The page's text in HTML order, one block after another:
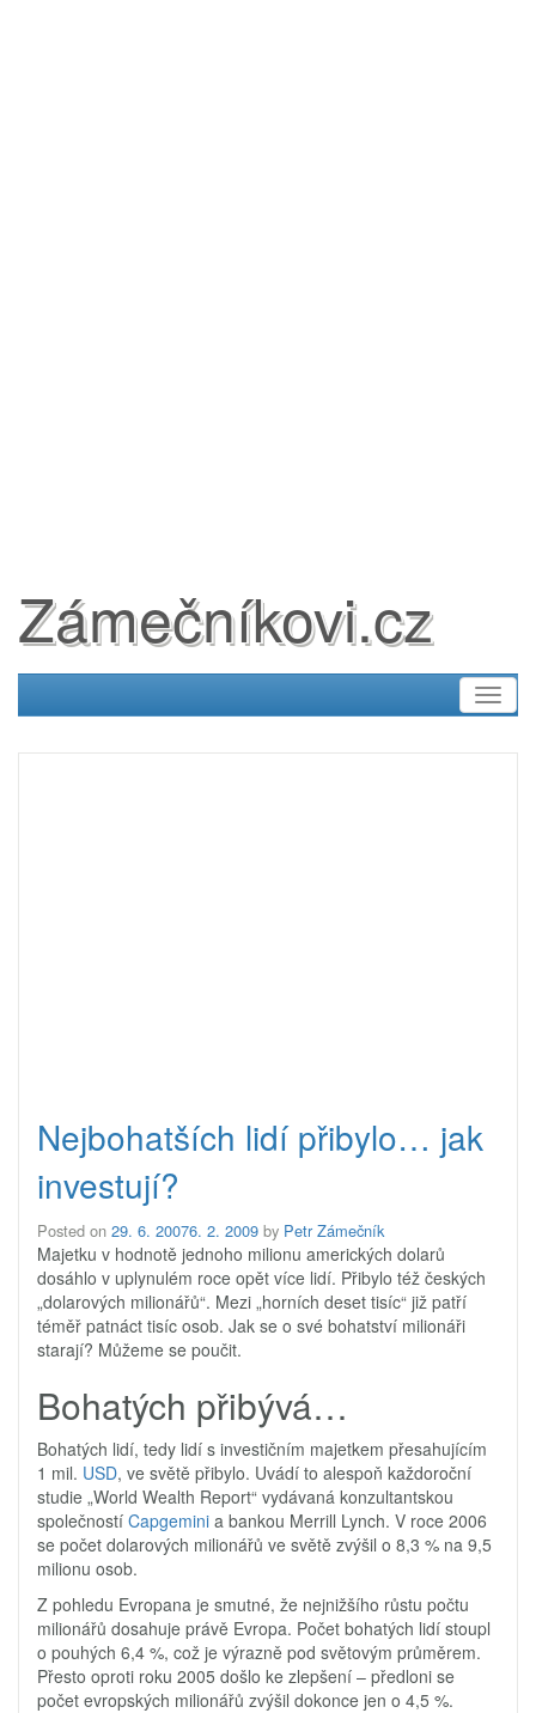
Zámečníkovi.cz
Nejbohatších lidí přibylo… jak
investují?
Posted on 29. 6. 20076. 2. 2009 by Petr Zámečník
Majetku v hodnotě jednoho milionu amerických dolarů
dosáhlo v uplynulém roce opět více lidí. Přibylo též českých
„dolarových milionářů“. Mezi „horních deset tisíc“ již patří
téměř patnáct tisíc osob. Jak se o své bohatství milionáři
starají? Můžeme se poučit.
Bohatých přibývá…
Bohatých lidí, tedy lidí s investičním majetkem přesahujícím
1 mil. USD, ve světě přibylo. Uvádí to alespoň každoroční
studie „World Wealth Report“ vydávaná konzultantskou
společností Capgemini a bankou Merrill Lynch. V roce 2006
se počet dolarových milionářů ve světě zvýšil o 8,3 % na 9,5
milionu osob.
Z pohledu Evropana je smutné, že nejnižšího růstu počtu
milionářů dosahuje právě Evropa. Počet bohatých lidí stoupl
o pouhých 6,4 %, což je výrazně pod světovým průměrem.
Přesto oproti roku 2005 došlo ke zlepšení – předloni se
počet evropských milionářů zvýšil dokonce jen o 4,5 %.